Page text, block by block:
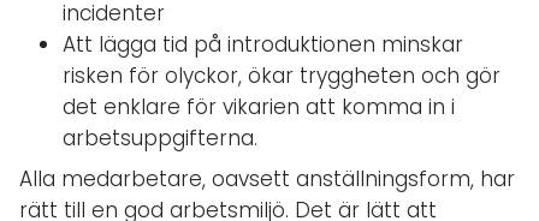
incidenter
Att lägga tid på introduktionen minskar
risken för olyckor, ökar tryggheten och gör
det enklare för vikarien att komma in i
arbetsuppgifterna.
Alla medarbetare, oavsett anställningsform, har
rätt till en god arbetsmiljö. Det är lätt att